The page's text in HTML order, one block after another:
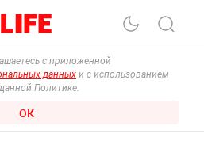
с приложенной
данных и с использованием
Политике.
ОК